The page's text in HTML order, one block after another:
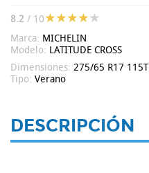
8.2 / 10
Marca: MICHELIN
Modelo: LATITUDE CROSS
Dimensiones: 275/65 R17 115T
Tipo: Verano
DESCRIPCIÓN